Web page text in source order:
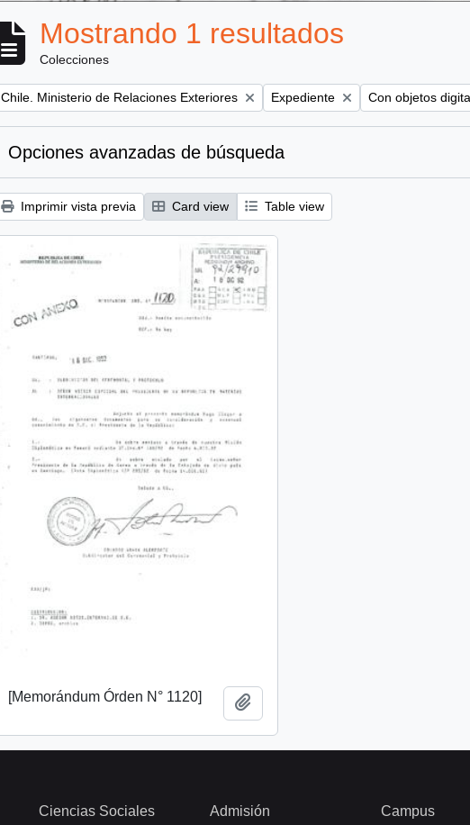
Mostrando 1 resultados
Colecciones
Remove filter:
Chile. Ministerio de Relaciones Exteriores Remove filter:
Expediente Remove filter:
Con objetos
Opciones avanzadas de búsqueda
Imprimir vista previa Card view Table view
[Memorándum Órden N° 1120]
Ciencias Sociales Admisión Campus